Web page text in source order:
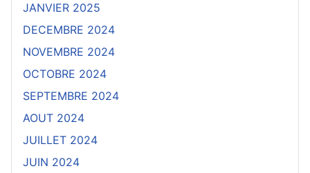
JANVIER 2025
DECEMBRE 2024
NOVEMBRE 2024
OCTOBRE 2024
SEPTEMBRE 2024
AOUT 2024
JUILLET 2024
JUIN 2024